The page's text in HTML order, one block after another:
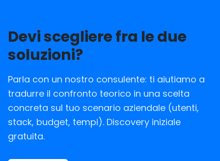
Devi scegliere fra le due
soluzioni?
Parla con un nostro consulente: ti aiutiamo a
tradurre il confronto teorico in una scelta
concreta sul tuo scenario aziendale (utenti,
stack, budget, tempi). Discovery iniziale
gratuita.